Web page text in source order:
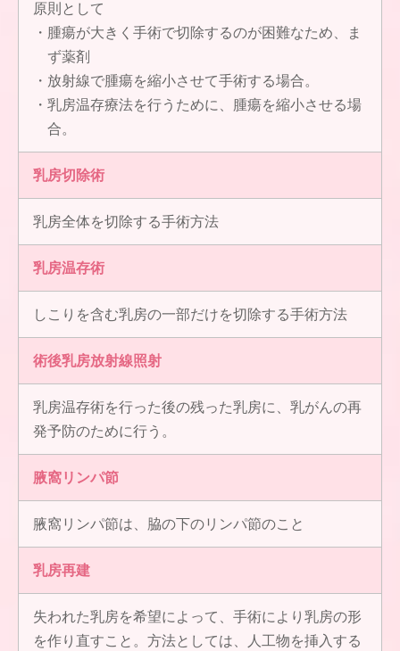
原則として
腫瘍が大きく手術で切除するのが困難なため、ま
ず薬剤
放射線で腫瘍を縮小させて手術する場合。
乳房温存療法を行うために、腫瘍を縮小させる場
合。
乳房切除術
乳房全体を切除する手術方法
乳房温存術
しこりを含む乳房の一部だけを切除する手術方法
術後乳房放射線照射
乳房温存術を行った後の残った乳房に、乳がんの再
発予防のために行う。
腋窩リンパ節
腋窩リンパ節は、脇の下のリンパ節のこと
乳房再建
失われた乳房を希望によって、手術により乳房の形
を作り直すこと。方法としては、人工物を挿入する